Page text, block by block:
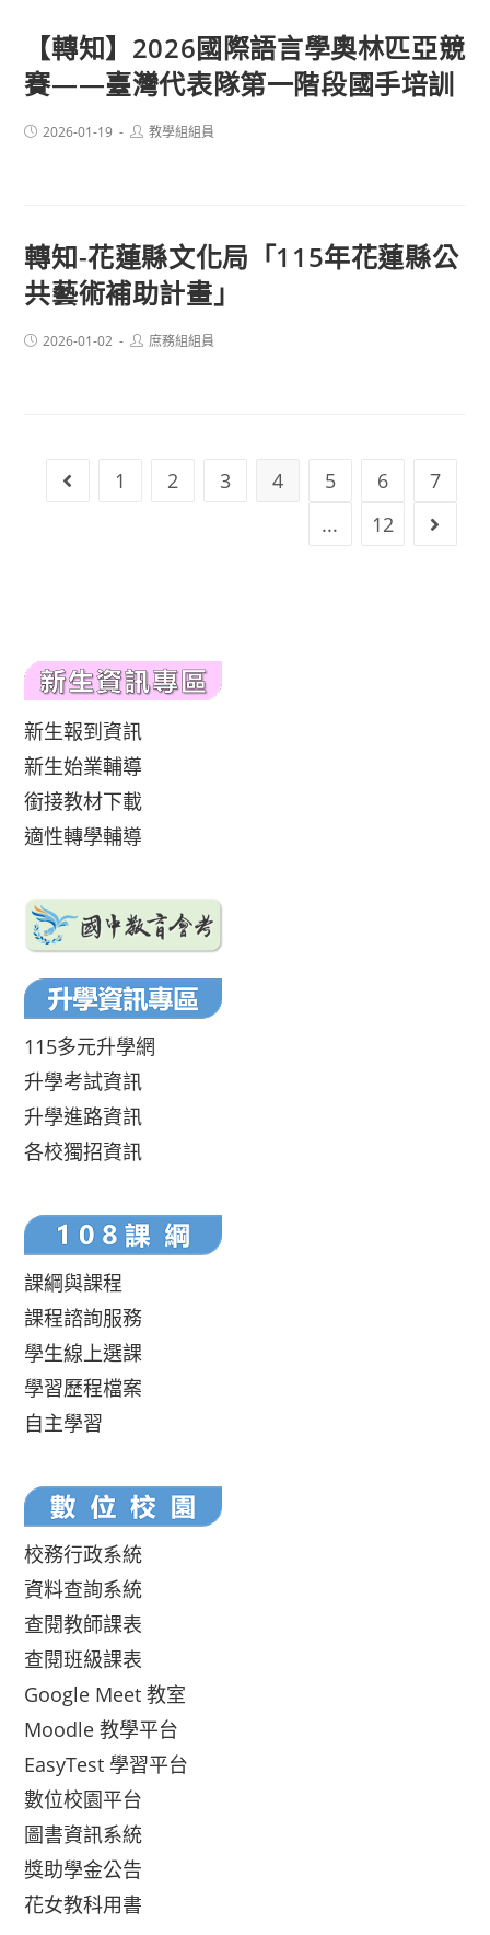
【轉知】2026國際語言學奧林匹亞競
賽——臺灣代表隊第一階段國手培訓
Post2026-01-19
Post教學組組員
轉知-花蓮縣文化局「115年花蓮縣公
共藝術補助計畫」
Post2026-01-02
Post庶務組組員
Go to the previous page
1 2 3 4 5 6
7
...
12 Go to
新生報到資訊
新生始業輔導
銜接教材下載
適性轉學輔導
115多元升學網
升學考試資訊
升學進路資訊
各校獨招資訊
課綱與課程
課程諮詢服務
學生線上選課
學習歷程檔案
自主學習
校務行政系統
資料查詢系統
查閱教師課表
查閱班級課表
Google Meet 教室
Moodle 教學平台
EasyTest 學習平台
數位校園平台
圖書資訊系統
獎助學金公告
花女教科用書